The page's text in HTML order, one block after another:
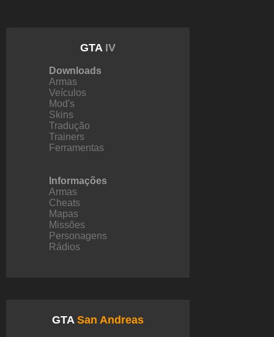
GTA IV
Downloads
Armas
Veículos
Mod's
Skins
Tradução
Trainers
Ferramentas
Informações
Armas
Cheats
Mapas
Missões
Personagens
Rádios
GTA San Andreas